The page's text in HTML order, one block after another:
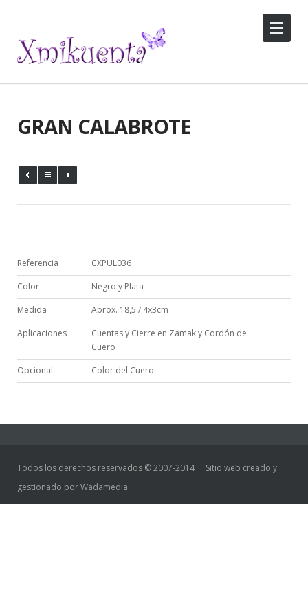
GRAN CALABROTE
Referencia
CXPUL036
Color
Negro y Plata
Medida
Aprox. 18,5 / 4x3cm
Aplicaciones
Cuentas y Cierre en Zamak y Cordón de
Cuero
Opcional
Color del Cuero
Todos los derechos reservados © 2007-2014
Sitio web creado y
gestionado por Wadamedia.